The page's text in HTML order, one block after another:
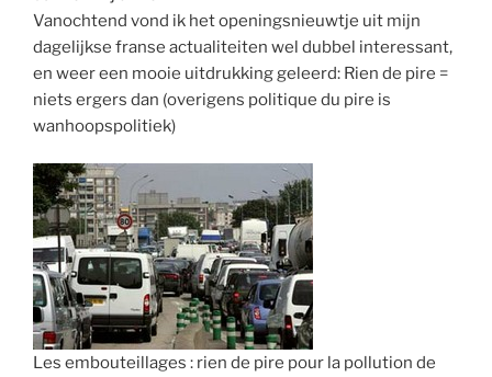
Vanochtend vond ik het openingsnieuwtje uit mijn
dagelijkse franse actualiteiten wel dubbel interessant,
en weer een mooie uitdrukking geleerd: Rien de pire =
niets ergers dan (overigens politique du pire is
wanhoopspolitiek)
Les embouteillages : rien de pire pour la pollution de